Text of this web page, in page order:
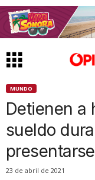
MUNDO
Detienen a
sueldo
23 de abril de 2021